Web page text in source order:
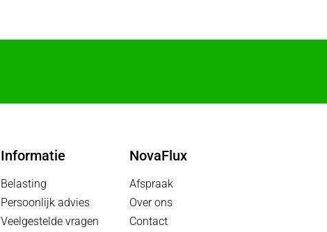
Informatie
Belasting
Persoonlijk advies
Veelgestelde vragen
NovaFlux
Afspraak
Over ons
Contact